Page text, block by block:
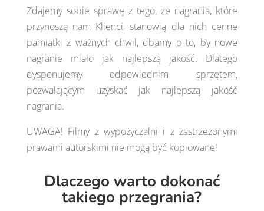
Zdajemy sobie sprawę z tego, że nagrania, które
przynoszą nam Klienci, stanowią dla nich cenne
pamiątki z ważnych chwil, dbamy o to, by nowe
nagranie miało jak najlepszą jakość. Dlatego
dysponujemy odpowiednim sprzętem,
pozwalającym uzyskać jak najlepszą jakość
nagrania.
UWAGA! Filmy z wypożyczalni i z zastrzeżonymi
prawami autorskimi nie mogą być kopiowane!
Dlaczego warto dokonać
takiego przegrania?